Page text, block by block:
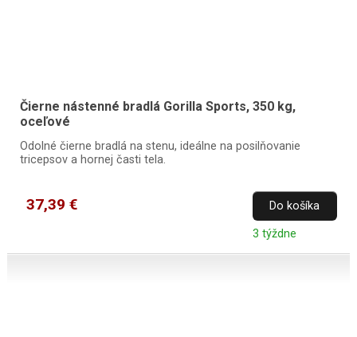
Čierne nástenné bradlá Gorilla Sports, 350 kg,
oceľové
Odolné čierne bradlá na stenu, ideálne na posilňovanie
tricepsov a hornej časti tela.
37,39 € Do košíka
3 týždne